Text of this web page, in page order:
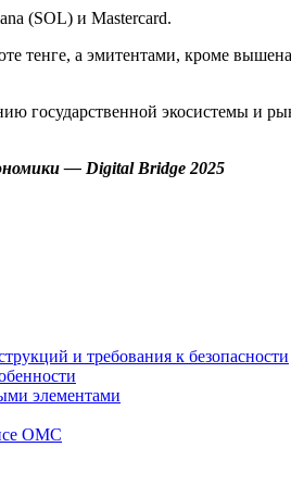
(SOL) и Mastercard.
тенге, а эмитентами, кроме
государственной экосистемы
— Digital Bridge 2025
и требования к безопасности
элементами
ОМС